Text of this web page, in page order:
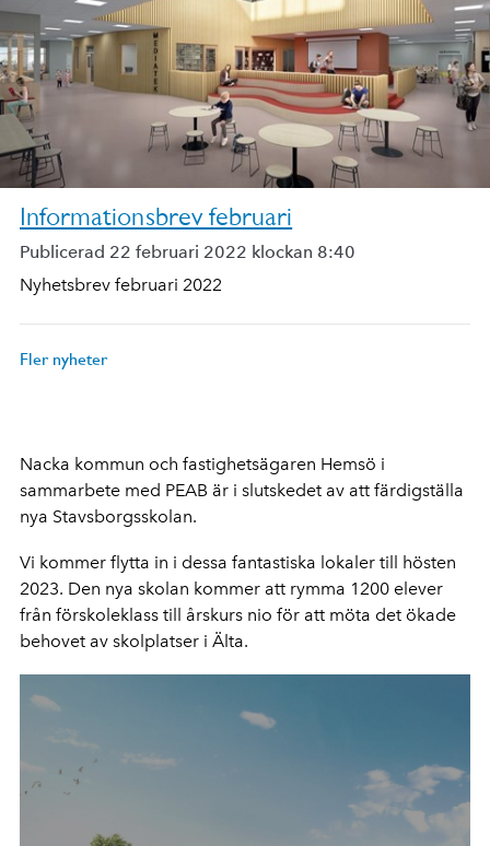
Informationsbrev februari
Publicerad 22 februari 2022 klockan 8:40
Nyhetsbrev februari 2022
Fler nyheter
Nacka kommun och fastighetsägaren Hemsö i
sammarbete med PEAB är i slutskedet av att färdigställa
nya Stavsborgsskolan.
Vi kommer flytta in i dessa fantastiska lokaler till hösten
2023. Den nya skolan kommer att rymma 1200 elever
från förskoleklass till årskurs nio för att möta det ökade
behovet av skolplatser i Älta.